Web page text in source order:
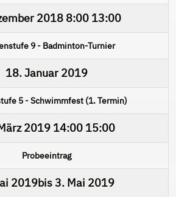
2018 8:00 13:00
9 - Badminton-Turnier
18. Januar 2019
5 - Schwimmfest (1. Termin)
201914:00 15:00
Probeeintrag
2019bis3. Mai 2019